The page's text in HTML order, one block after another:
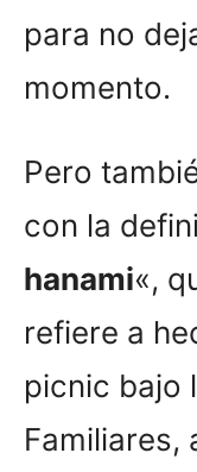
para no
momento.
Pero
con la
hanami«,
refiere a
picnic bajo
Familiares,